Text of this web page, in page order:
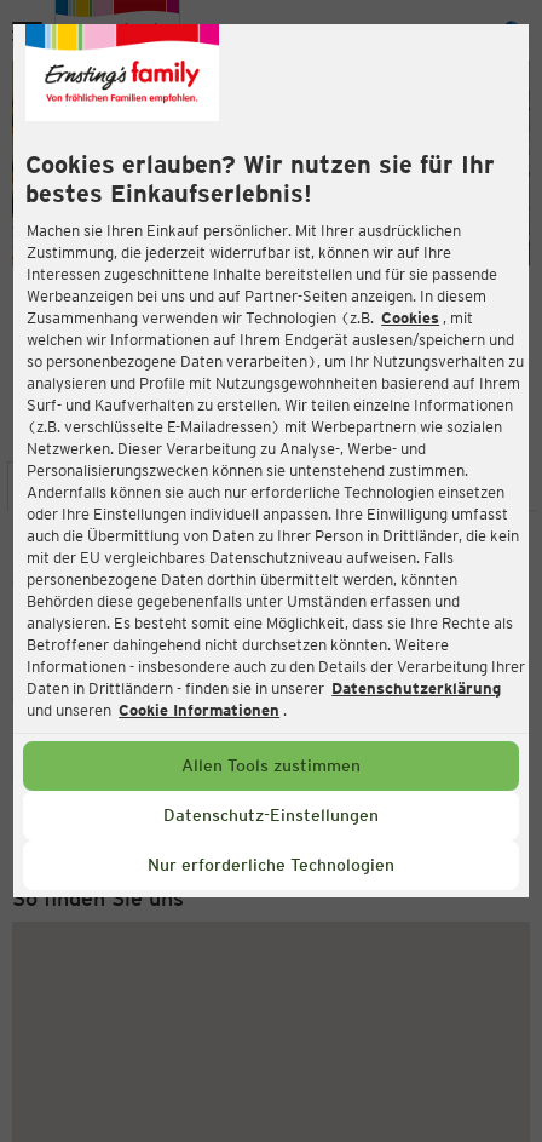
Cookies erlauben? Wir nutzen sie für Ihr
bestes Einkaufserlebnis!
Machen sie Ihren Einkauf persönlicher. Mit Ihrer ausdrücklichen
Zustimmung, die jederzeit widerrufbar ist, können wir auf Ihre
Interessen zugeschnittene Inhalte bereitstellen und für sie passende
Werbeanzeigen bei uns und auf Partner-Seiten anzeigen. In diesem
Zusammenhang verwenden wir Technologien (z.B. Cookies , mit
welchen wir Informationen auf Ihrem Endgerät auslesen/speichern und
so personenbezogene Daten verarbeiten), um Ihr Nutzungsverhalten zu
analysieren und Profile mit Nutzungsgewohnheiten basierend auf Ihrem
Surf- und Kaufverhalten zu erstellen. Wir teilen einzelne Informationen
(z.B. verschlüsselte E-Mailadressen) mit Werbepartnern wie sozialen
Netzwerken. Dieser Verarbeitung zu Analyse-, Werbe- und
Personalisierungszwecken können sie untenstehend zustimmen.
Andernfalls können sie auch nur erforderliche Technologien einsetzen
oder Ihre Einstellungen individuell anpassen. Ihre Einwilligung umfasst
auch die Übermittlung von Daten zu Ihrer Person in Drittländer, die kein
mit der EU vergleichbares Datenschutzniveau aufweisen. Falls
personenbezogene Daten dorthin übermittelt werden, könnten
Behörden diese gegebenenfalls unter Umständen erfassen und
analysieren. Es besteht somit eine Möglichkeit, dass sie Ihre Rechte als
Betroffener dahingehend nicht durchsetzen könnten. Weitere
Informationen - insbesondere auch zu den Details der Verarbeitung Ihrer
Daten in Drittländern - finden sie in unserer Datenschutzerklärung
und unseren Cookie Informationen .
Allen Tools zustimmen
Datenschutz-Einstellungen
Nur erforderliche Technologien
Menü
ERNSTING'S FAMILY FILIALE
Karlstraße 12
89518 Heidenheim
4,1
Bewertung:
STANDORT SERVICES SORTIMENT AKTIONEN
Ernsting's family
Karlstraße 12, 89518 Heidenheim
Aktuell:
Geschlossen
Service Hotline
+49 (0) 2546 / 98 999 98
So finden Sie uns